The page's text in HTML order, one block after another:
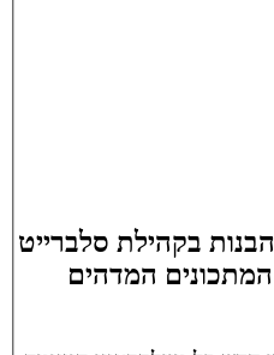
בקהילת סלברייט
המדהים